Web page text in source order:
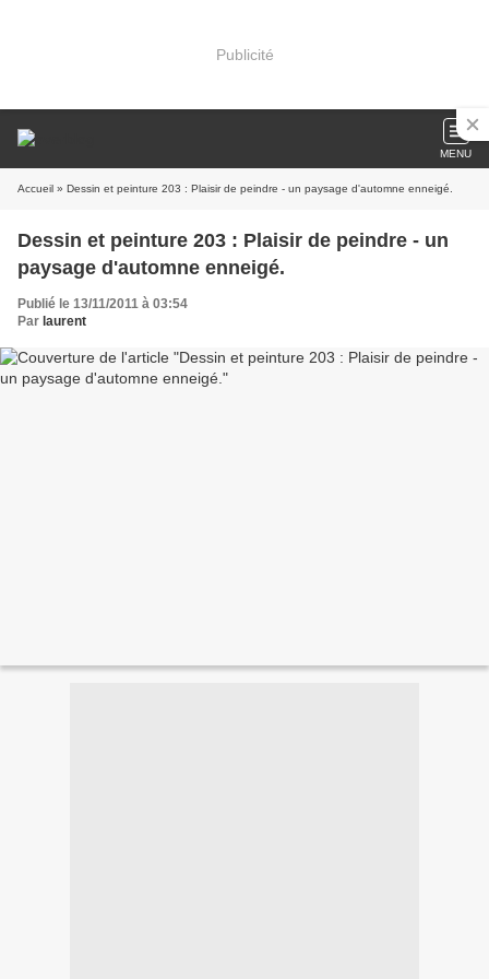
Publicité
MENU
Accueil » Dessin et peinture 203 : Plaisir de peindre - un paysage d'automne enneigé.
Dessin et peinture 203 : Plaisir de peindre - un
paysage d'automne enneigé.
Publié le 13/11/2011 à 03:54
Par laurent